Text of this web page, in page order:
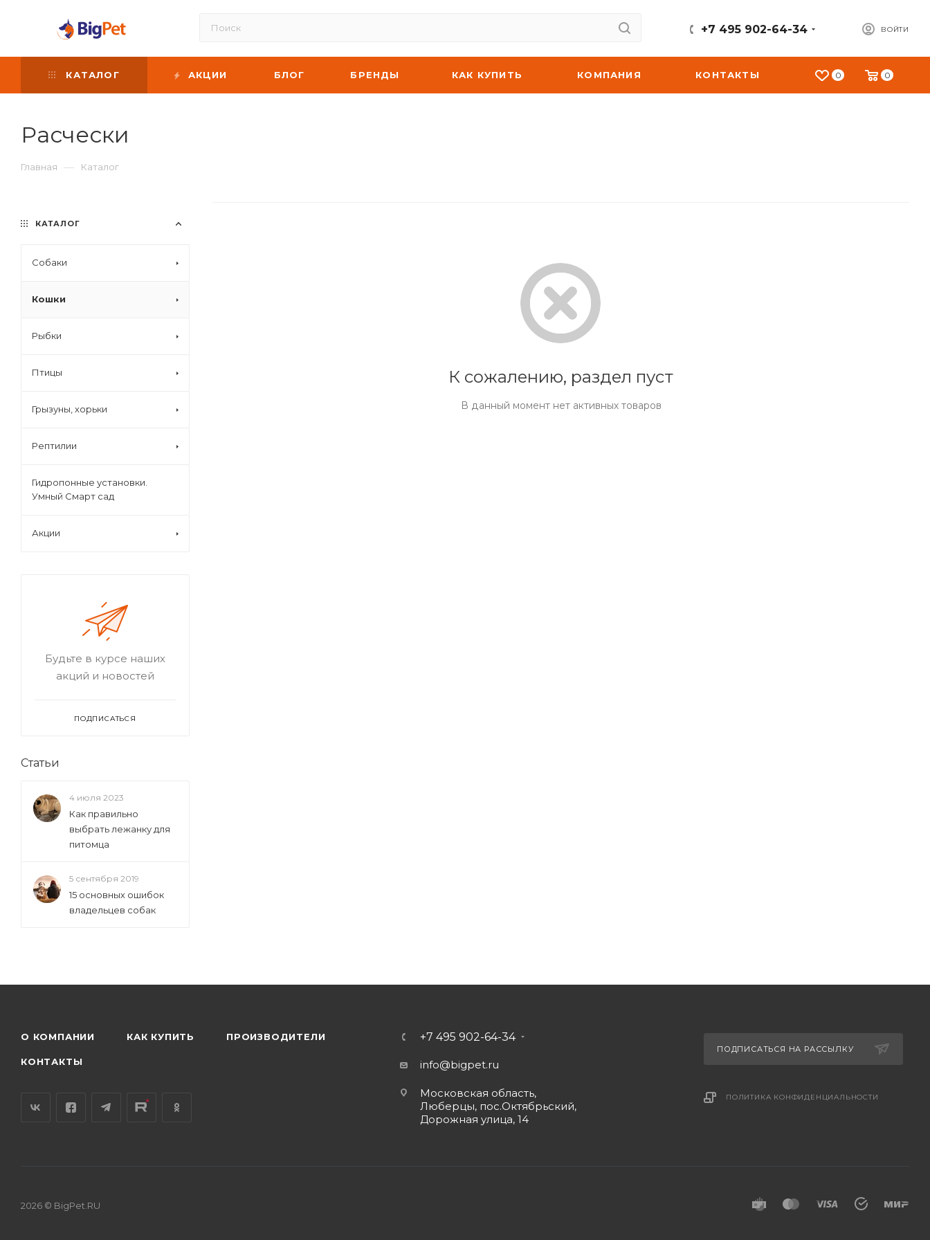
ВОЙТИ
+7 495 902-64-34
0 0
КАТАЛОГ АКЦИИ БЛОГ БРЕНДЫ КАК КУПИТЬ КОМПАНИЯ КОНТАКТЫ
Расчески
Главная — Каталог
К сожалению, раздел пуст
В данный момент нет активных товаров
КАТАЛОГ
Собаки
Кошки
Рыбки
Птицы
Грызуны, хорьки
Рептилии
Гидропонные установки.
Умный Смарт сад
Акции
Будьте в курсе наших
акций и новостей
ПОДПИСАТЬСЯ
Статьи
4 июля 2023
Как правильно
выбрать лежанку для
питомца
5 сентября 2019
15 основных ошибок
владельцев собак
О КОМПАНИИ КАК КУПИТЬ ПРОИЗВОДИТЕЛИ
КОНТАКТЫ
+7 495 902-64-34
info@bigpet.ru
Московская область,
Люберцы, пос.Октябрьский,
Дорожная улица, 14
ПОДПИСАТЬСЯ НА РАССЫЛКУ
ПОЛИТИКА КОНФИДЕНЦИАЛЬНОСТИ
2026 © BigPet.RU